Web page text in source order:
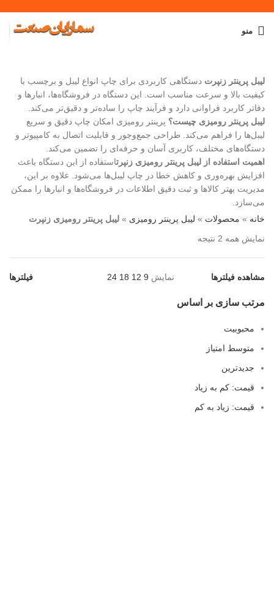
منو
لیبل پرینتر زنپرت دستگاهی کاربردی برای چاپ انواع لیبل و برچسب با
کیفیت بالا و سرعت مناسب است. این دستگاه در فروشگاه‌ها، انبارها و
دفاتر کاربرد فراوانی دارد و فرآیند چاپ را ساده‌تر و دقیق‌تر می‌کند.
لیبل پرینتر رومیزی چیست؟ پرینتر رومیزی امکان چاپ دقیق و سریع
لیبل‌ها را فراهم می‌کند. طراحی جمع‌وجور و قابلیت اتصال به کامپیوتر و
دستگاه‌های مختلف، کاربری آسان و حرفه‌ای را تضمین می‌کند.
اهمیت استفاده از لیبل پرینتر رومیزی زنپرتاستفاده از این دستگاه باعث
افزایش بهره‌وری و کاهش خطا در چاپ لیبل‌ها می‌شود. علاوه بر این،
مدیریت بهتر کالاها و ثبت دقیق اطلاعات در فروشگاه‌ها و انبارها را ممکن
می‌سازد.
خانه » محصولات » لیبل پرینتر رومیزی » لیبل پرینتر رومیزی زنپرت
نمایش همه 2 نتیجه
مشاهده فیلترها نمایش 9
12
18
24 فیلترها
مرتب سازی بر اساس
محبوبیت
متوسط امتیاز
جدیدترین
قیمت: کم به زیاد
قیمت: زیاد به کم
برای دیدن نوشته هایی که دنبال آن هستید تایپ کنید.